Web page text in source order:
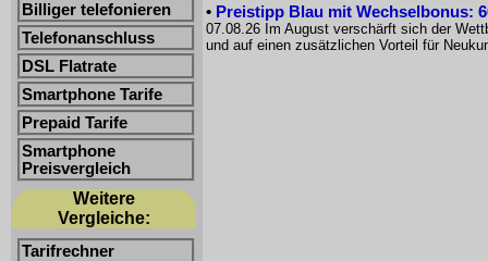
Billiger telefonieren
Telefonanschluss
DSL Flatrate
Smartphone Tarife
Prepaid Tarife
Smartphone
Preisvergleich
Weitere
Vergleiche:
Tarifrechner
• Preistipp Blau mit Wechselbonus:
07.08.26 Im August verschärft sich der
und auf einen zusätzlichen Vorteil für